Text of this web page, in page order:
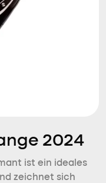
2024
ist ein ideales
zeichnet sich